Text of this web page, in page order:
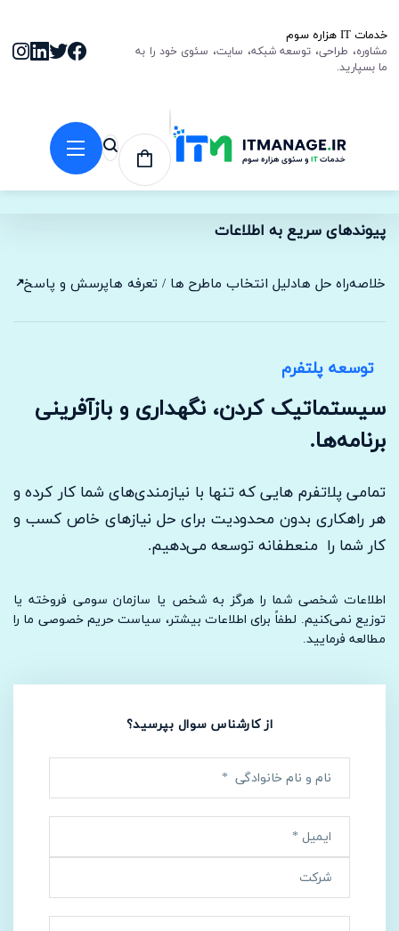
خدمات IT هزاره سوم
مشاوره، طراحی، توسعه شبکه، سایت، سئوی خود را به
ما بسپارید.
پیوندهای سریع به اطلاعات
خلاصهراه حل هادلیل انتخاب ماطرح ها / تعرفه هاپرسش و پاسخ
توسعه پلتفرم
سیستماتیک کردن، نگهداری و بازآفرینی
برنامه‌ها.
تمامی پلاتفرم هایی که تنها با نیازمندی‌های شما کار کرده و
هر راهکاری بدون محدودیت برای حل نیازهای خاص کسب و
کار شما را منعطفانه توسعه می‌دهیم.
اطلاعات شخصی شما را هرگز به شخص یا سازمان سومی فروخته یا
توزیع نمی‌کنیم. لطفاً برای اطلاعات بیشتر، سیاست حریم خصوصی ما را
مطالعه فرمایید.
از کارشناس سوال بپرسید؟